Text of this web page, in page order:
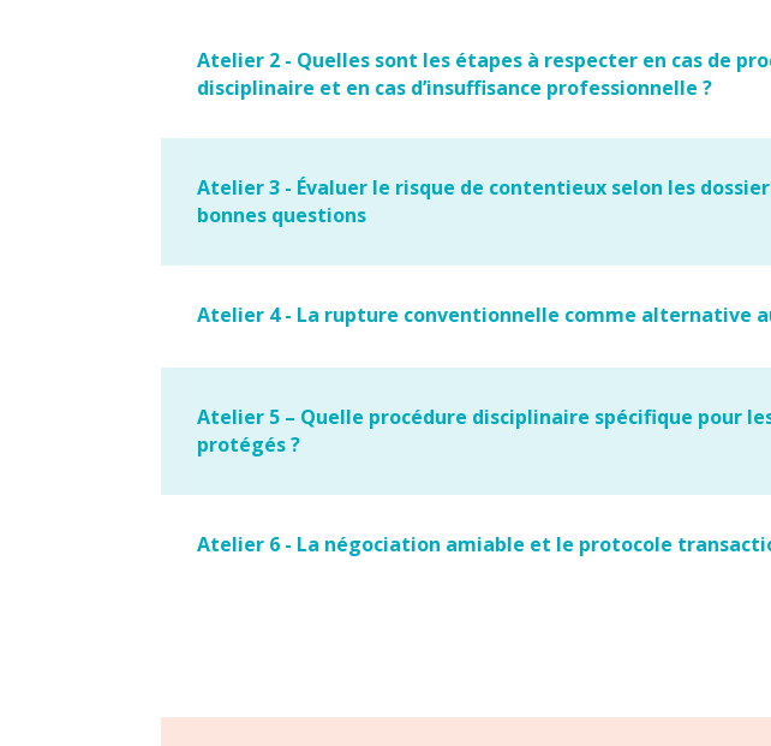
Atelier 2 - Quelles sont les étapes à respecter en cas de
disciplinaire et en cas d’insuffisance professionnelle ?
Atelier 3 - Évaluer le risque de contentieux selon les
bonnes questions
Atelier 4 - La rupture conventionnelle comme alternative
Atelier 5 – Quelle procédure disciplinaire spécifique pour
protégés ?
Atelier 6 - La négociation amiable et le protocole